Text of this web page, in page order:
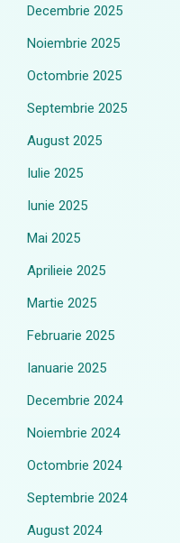
Decembrie 2025
Noiembrie 2025
Octombrie 2025
Septembrie 2025
August 2025
Iulie 2025
Iunie 2025
Mai 2025
Aprilieie 2025
Martie 2025
Februarie 2025
Ianuarie 2025
Decembrie 2024
Noiembrie 2024
Octombrie 2024
Septembrie 2024
August 2024